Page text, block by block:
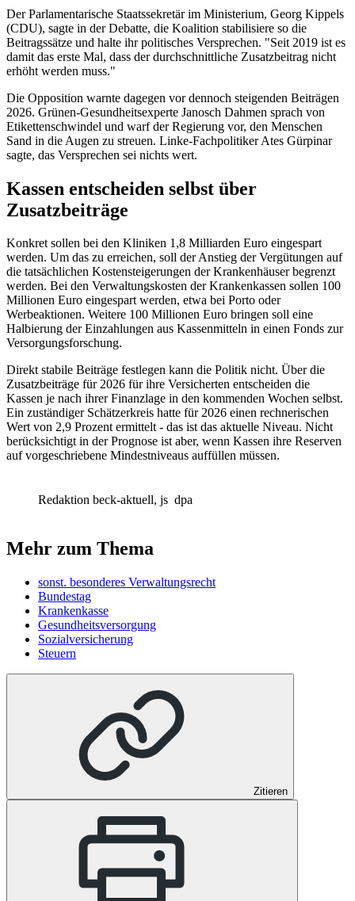
Der Parlamentarische Staatssekretär im Ministerium, Georg Kippels
(CDU), sagte in der Debatte, die Koalition stabilisiere so die
Beitragssätze und halte ihr politisches Versprechen. "Seit 2019 ist es
damit das erste Mal, dass der durchschnittliche Zusatzbeitrag nicht
erhöht werden muss."
Die Opposition warnte dagegen vor dennoch steigenden Beiträgen
2026. Grünen-Gesundheitsexperte Janosch Dahmen sprach von
Etikettenschwindel und warf der Regierung vor, den Menschen
Sand in die Augen zu streuen. Linke-Fachpolitiker Ates Gürpinar
sagte, das Versprechen sei nichts wert.
Kassen entscheiden selbst über
Zusatzbeiträge
Konkret sollen bei den Kliniken 1,8 Milliarden Euro eingespart
werden. Um das zu erreichen, soll der Anstieg der Vergütungen auf
die tatsächlichen Kostensteigerungen der Krankenhäuser begrenzt
werden. Bei den Verwaltungskosten der Krankenkassen sollen 100
Millionen Euro eingespart werden, etwa bei Porto oder
Werbeaktionen. Weitere 100 Millionen Euro bringen soll eine
Halbierung der Einzahlungen aus Kassenmitteln in einen Fonds zur
Versorgungsforschung.
Direkt stabile Beiträge festlegen kann die Politik nicht. Über die
Zusatzbeiträge für 2026 für ihre Versicherten entscheiden die
Kassen je nach ihrer Finanzlage in den kommenden Wochen selbst.
Ein zuständiger Schätzerkreis hatte für 2026 einen rechnerischen
Wert von 2,9 Prozent ermittelt - das ist das aktuelle Niveau. Nicht
berücksichtigt in der Prognose ist aber, wenn Kassen ihre Reserven
auf vorgeschriebene Mindestniveaus auffüllen müssen.
Redaktion beck-aktuell, js dpa
Mehr zum Thema
sonst. besonderes Verwaltungsrecht
Bundestag
Krankenkasse
Gesundheitsversorgung
Sozialversicherung
Steuern
Zitieren